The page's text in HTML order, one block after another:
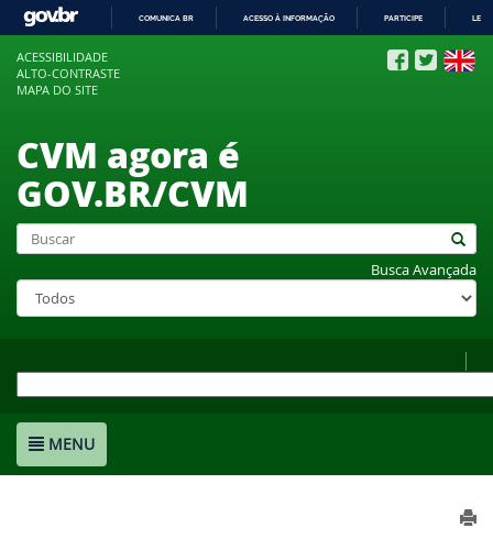
COMUNICA BR ACESSO À INFORMAÇÃO PARTICIPE
ACESSIBILIDADE
ALTO-CONTRASTE
MAPA DO SITE
CVM agora é
GOV.BR/CVM
Busca Avançada
MENU